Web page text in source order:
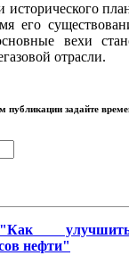
исторического
его
вехи
отрасли.
публикации задайте
улучшить
нефти"